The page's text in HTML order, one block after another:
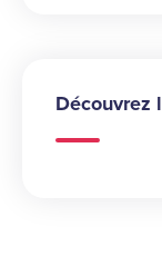
Découvrez